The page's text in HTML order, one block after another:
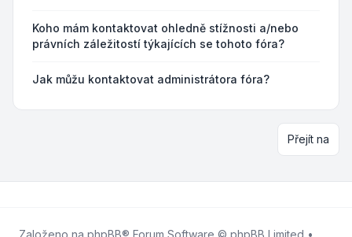
Koho mám kontaktovat ohledně stížnosti a/nebo
právních záležitostí týkajících se tohoto fóra?
Jak můžu kontaktovat administrátora fóra?
Přejít na
Založeno na phpBB® Forum Software © phpBB Limited •